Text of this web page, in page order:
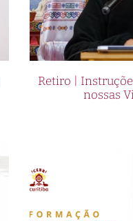
Retiro |
nossas